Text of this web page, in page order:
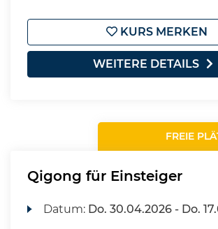
KURS MERKEN
WEITERE DETAILS
FREIE
Qigong für Einsteiger
Datum: Do. 30.04.2026 - Do.